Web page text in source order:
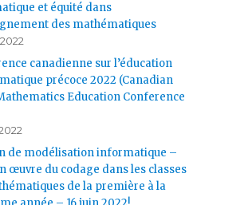
et équité dans
des mathématiques
canadienne sur l’éducation
précoce 2022 (Canadian
Education Conference
de modélisation informatique –
œuvre du codage dans les classes
de la première à la